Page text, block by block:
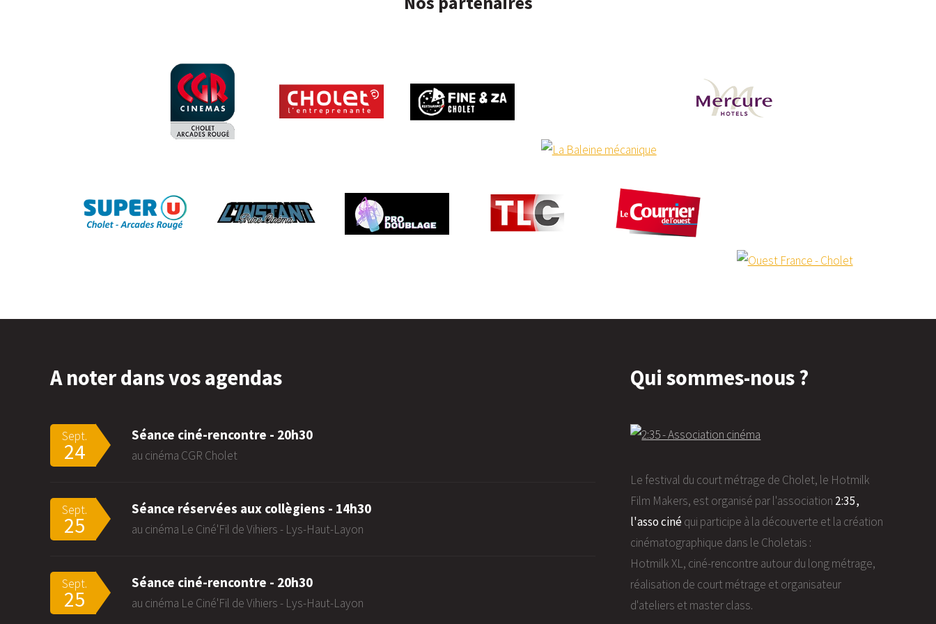
A noter dans vos agendas
Sept.
24
Séance ciné-rencontre - 20h30
au cinéma CGR Cholet
Sept.
25
Séance réservées aux collègiens - 14h30
au cinéma Le Ciné'Fil de Vihiers - Lys-Haut-Layon
Sept.
25
Séance ciné-rencontre - 20h30
au cinéma Le Ciné'Fil de Vihiers - Lys-Haut-Layon
Qui sommes-nous ?
Le festival du court métrage de Cholet, le Hotmilk
Film Makers, est organisé par l'association 2:35,
l'asso cinéqui participe à la découverte et la création
cinématographique dans le Choletais :
Hotmilk XL, ciné-rencontre autour du long métrage,
réalisation de court métrage et organisateur
d'ateliers et master class.